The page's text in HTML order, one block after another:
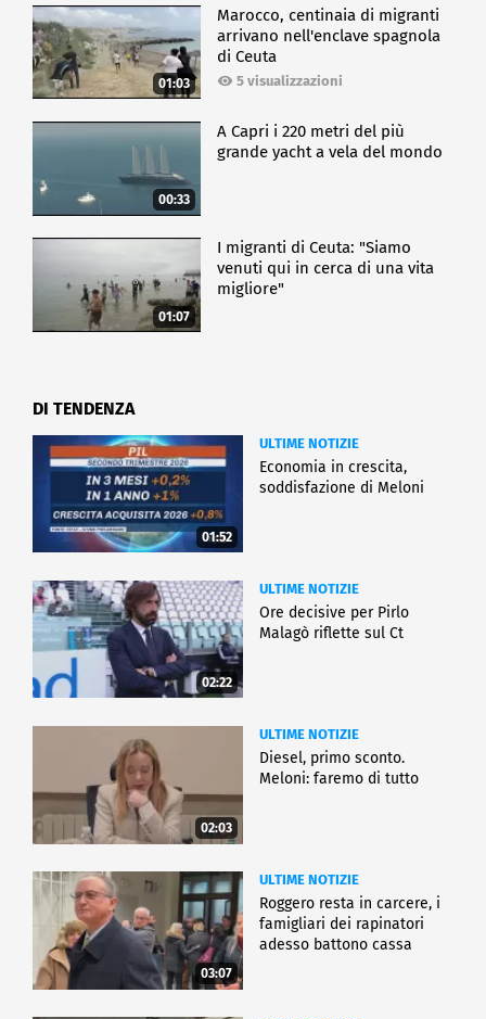
01:03
Marocco, centinaia di migranti
arrivano nell'enclave spagnola
di Ceuta
5 visualizzazioni
00:33
A Capri i 220 metri del più
grande yacht a vela del mondo
01:07
I migranti di Ceuta: "Siamo
venuti qui in cerca di una vita
migliore"
DI TENDENZA
01:52
ULTIME NOTIZIE
Economia in crescita,
soddisfazione di Meloni
02:22
ULTIME NOTIZIE
Ore decisive per Pirlo
Malagò riflette sul Ct
02:03
ULTIME NOTIZIE
Diesel, primo sconto.
Meloni: faremo di tutto
03:07
ULTIME NOTIZIE
Roggero resta in carcere, i
famigliari dei rapinatori
adesso battono cassa